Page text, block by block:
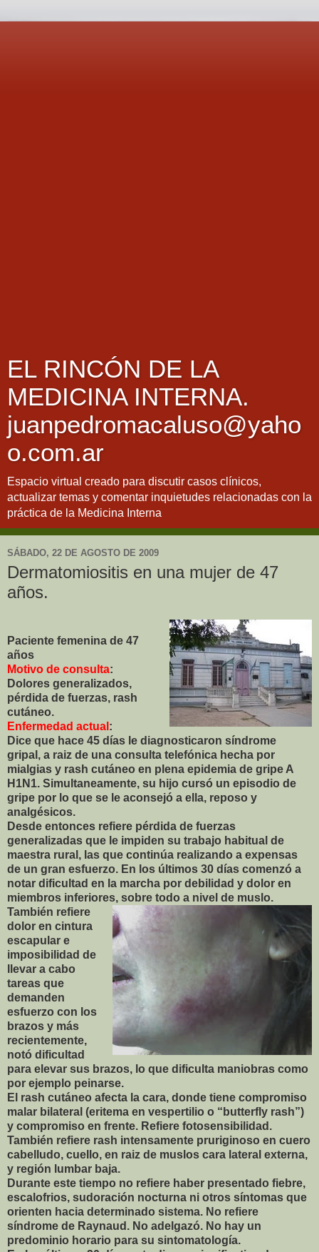
EL RINCÓN DE LA
MEDICINA INTERNA.
juanpedromacaluso@yaho
o.com.ar
Espacio virtual creado para discutir casos clínicos,
actualizar temas y comentar inquietudes relacionadas con la
práctica de la Medicina Interna
SÁBADO, 22 DE AGOSTO DE 2009
Dermatomiositis en una mujer de 47
años.
Paciente femenina de 47
años
Motivo de consulta:
Dolores generalizados,
pérdida de fuerzas, rash
cutáneo.
Enfermedad actual :
Dice que hace 45 días le diagnosticaron síndrome
gripal, a raiz de una consulta telefónica hecha por
mialgias y rash cutáneo en plena epidemia de gripe A
H1N1. Simultaneamente, su hijo cursó un episodio de
gripe por lo que se le aconsejó a ella, reposo y
analgésicos.
Desde entonces refiere pérdida de fuerzas
generalizadas que le impiden su trabajo habitual de
maestra rural, las que continúa realizando a expensas
de un gran esfuerzo. En los últimos 30 días comenzó a
notar dificultad en la marcha por debilidad y dolor en
miembros inferiores, sobre todo a nivel de muslo.
También refiere
dolor en cintura
escapular e
imposibilidad de
llevar a cabo
tareas que
demanden
esfuerzo con los
brazos y más
recientemente,
notó dificultad
para elevar sus brazos, lo que dificulta maniobras como
por ejemplo peinarse.
El rash cutáneo afecta la cara, donde tiene compromiso
malar bilateral (eritema en vespertilio o “butterfly rash”)
y compromiso en frente. Refiere fotosensibilidad.
También refiere rash intensamente pruriginoso en cuero
cabelludo, cuello, en raiz de muslos cara lateral externa,
y región lumbar baja.
Durante este tiempo no refiere haber presentado fiebre,
escalofrios, sudoración nocturna ni otros síntomas que
orienten hacia determinado sistema. No refiere
síndrome de Raynaud. No adelgazó. No hay un
predominio horario para su sintomatología.